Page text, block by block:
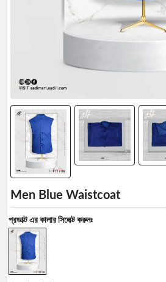
Men Blue Waistcoat
প্রডাক্ট এর কালার সিলেক্ট করুনঃ